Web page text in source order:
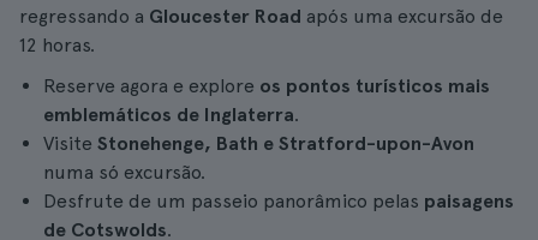
regressando a Gloucester Road após uma excursão de
12 horas.
Reserve agora e explore os pontos turísticos mais
emblemáticos de Inglaterra.
Visite Stonehenge, Bath e Stratford-upon-Avon
numa só excursão.
Desfrute de um passeio panorâmico pelas paisagens
de Cotswolds.